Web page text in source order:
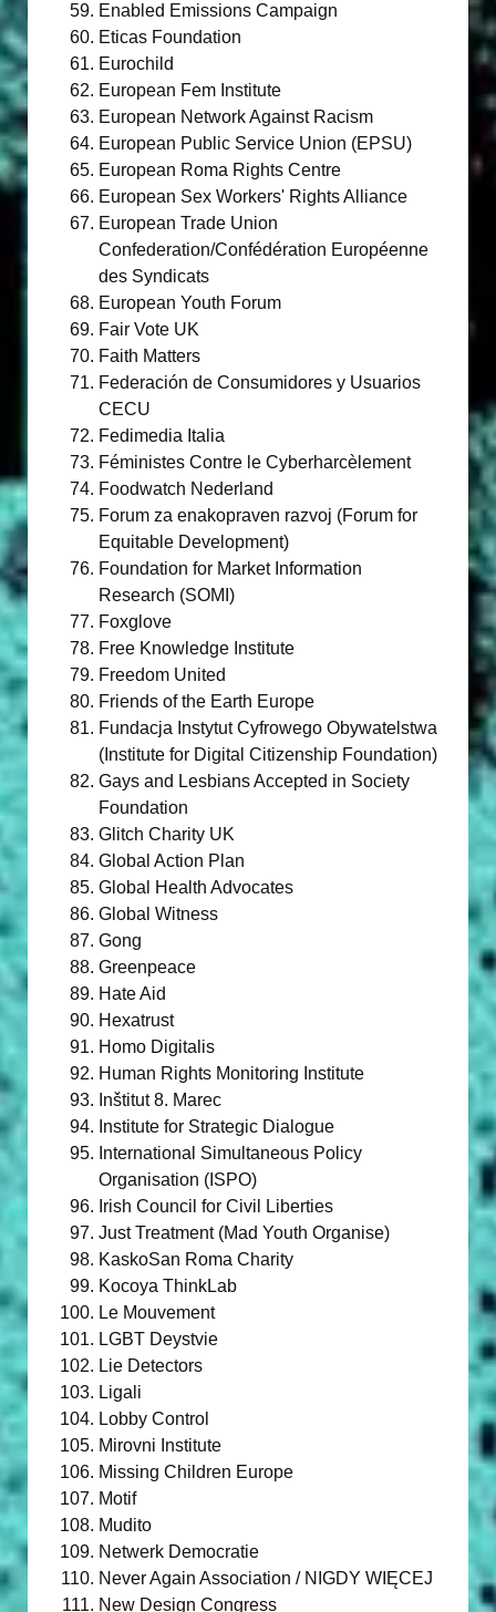
Enabled Emissions Campaign
Eticas Foundation
Eurochild
European Fem Institute
European Network Against Racism
European Public Service Union (EPSU)
European Roma Rights Centre
European Sex Workers' Rights Alliance
European Trade Union
Confederation/Confédération Européenne
des Syndicats
European Youth Forum
Fair Vote UK
Faith Matters
Federación de Consumidores y Usuarios
CECU
Fedimedia Italia
Féministes Contre le Cyberharcèlement
Foodwatch Nederland
Forum za enakopraven razvoj (Forum for
Equitable Development)
Foundation for Market Information
Research (SOMI)
Foxglove
Free Knowledge Institute
Freedom United
Friends of the Earth Europe
Fundacja Instytut Cyfrowego Obywatelstwa
(Institute for Digital Citizenship Foundation)
Gays and Lesbians Accepted in Society
Foundation
Glitch Charity UK
Global Action Plan
Global Health Advocates
Global Witness
Gong
Greenpeace
Hate Aid
Hexatrust
Homo Digitalis
Human Rights Monitoring Institute
Inštitut 8. Marec
Institute for Strategic Dialogue
International Simultaneous Policy
Organisation (ISPO)
Irish Council for Civil Liberties
Just Treatment (Mad Youth Organise)
KaskoSan Roma Charity
Kocoya ThinkLab
Le Mouvement
LGBT Deystvie
Lie Detectors
Ligali
Lobby Control
Mirovni Institute
Missing Children Europe
Motif
Mudito
Netwerk Democratie
Never Again Association / NIGDY WIĘCEJ
New Design Congress